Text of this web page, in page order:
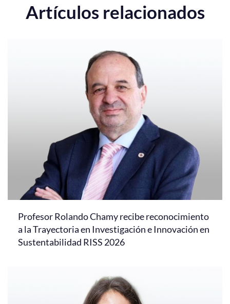
Artículos relacionados
Profesor Rolando Chamy recibe reconocimiento
a la Trayectoria en Investigación e Innovación en
Sustentabilidad RISS 2026